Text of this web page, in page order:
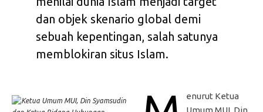
dan objek skenario global demi
sebuah kepentingan, salah satunya
memblokiran situs Islam.
enurut Ketua
Umum MUI, Din